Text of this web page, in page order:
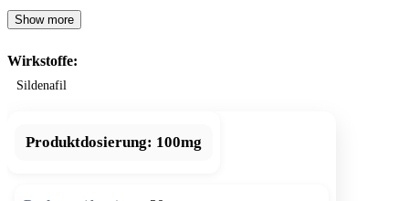
Show more
Wirkstoffe:
Sildenafil
Produktdosierung: 100mg